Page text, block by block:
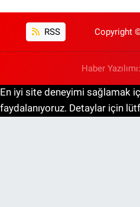
RSS Copyright
Haber Yazılımı:
En iyi site deneyimi sağlamak
faydalanıyoruz. Detaylar için